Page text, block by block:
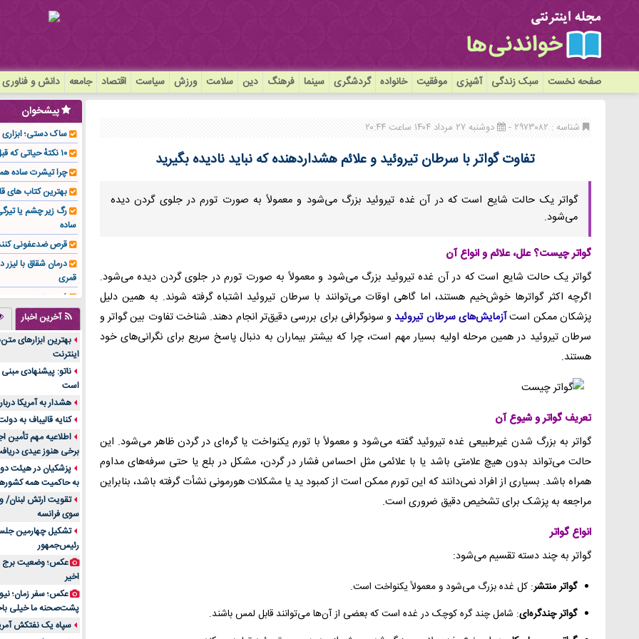
صفحه نخست سبک زندگی آشپزی موفقیت خانواده گردشگری سینما فرهنگ دین سلامت ورزش سیاست اقتصاد جامعه دانش و فناوری
شناسه : ۲۹۷۳۰۸۲ - دوشنبه ۲۷ مرداد ۱۴۰۴ ساعت ۲۰:۴۴
تفاوت گواتر با سرطان تیروئید و علائم هشداردهنده که نباید نادیده بگیرید
گواتر یک حالت شایع است که در آن غده تیروئید بزرگ می‌شود و معمولاً به صورت تورم در جلوی گردن دیده
می‌شود.
گواتر چیست؟ علل، علائم و انواع آن
گواتر یک حالت شایع است که در آن غده تیروئید بزرگ می‌شود و معمولاً به صورت تورم در جلوی گردن دیده می‌شود.
اگرچه اکثر گواترها خوش‌خیم هستند، اما گاهی اوقات می‌توانند با سرطان تیروئید اشتباه گرفته شوند. به همین دلیل
پزشکان ممکن استآزمایش‌های سرطان تیروئید و سونوگرافی برای بررسی دقیق‌تر انجام دهند. شناخت تفاوت بین گواتر و
سرطان تیروئید در همین مرحله اولیه بسیار مهم است، چرا که بیشتر بیماران به دنبال پاسخ سریع برای نگرانی‌های خود
هستند.
تعریف گواتر و شیوع آن
گواتر به بزرگ شدن غیرطبیعی غده تیروئید گفته می‌شود و معمولاً با تورم یکنواخت یا گره‌ای در گردن ظاهر می‌شود. این
حالت می‌تواند بدون هیچ علامتی باشد یا با علائمی مثل احساس فشار در گردن، مشکل در بلع یا حتی سرفه‌های مداوم
همراه باشد. بسیاری از افراد نمی‌دانند که این تورم ممکن است از کمبود ید یا مشکلات هورمونی نشأت گرفته باشد، بنابراین
مراجعه به پزشک برای تشخیص دقیق ضروری است.
انواع گواتر
گواتر به چند دسته تقسیم می‌شود:
گواتر منتشر: کل غده بزرگ می‌شود و معمولاً یکنواخت است.
گواتر چندگره‌ای: شامل چند گره کوچک در غده است که بعضی از آن‌ها می‌توانند قابل لمس باشند.
پیشخوان
ساک دستی؛ ابزاری
۱۰ نکتهٔ حیاتی که قبل از کاشت ایمپلنت باید بدانید!
چرا تیشرت ساده
بهترین کتاب های
رگ زیر چشم یا
ساده
قرص ضدعفونی
درمان شقاق با لیزر
قمری
فوم صنعتی چیست و
تولیدکننده تهیه کرد؟
جنس هر کدام از
متریال برای شما
تولید لیوان
بازار ایران
درد زانو بعد از
انتخاب باشد
آینده موسیقی
بهترین راه
است؟
مقایسه قالب
خرید سمعک
تصمیم‌گیری
خرید و فروش
ایرانیان
اهمیت انتخاب
پرونده‌های حساس و
۷ تاثیرات کامپیوتر در حوزه علوم زندگی و کاربردی
لیفتراک صفر؛
آخرین اخبار
بهترین ابزارهای
اینترنت
ناتو: پیشنهادی
است
هشدار به آمریکا
کنایه قالیباف به
اطلاعیه مهم تأمین
برخی هنوز عیدی
پزشکیان در هیئت
به حاکمیت همه
تقویت ارتش لبنان/
سوی فرانسه
تشکیل چهارمین
رئیس‌جمهور
عکس؛ وضعیت برج
اخیر
پشت‌صحنه ما خیلی
سپاه یک نفتکش